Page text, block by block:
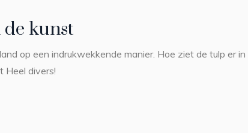
kunst
op een indrukwekkende manier. Hoe ziet de tulp er in
Heel divers!